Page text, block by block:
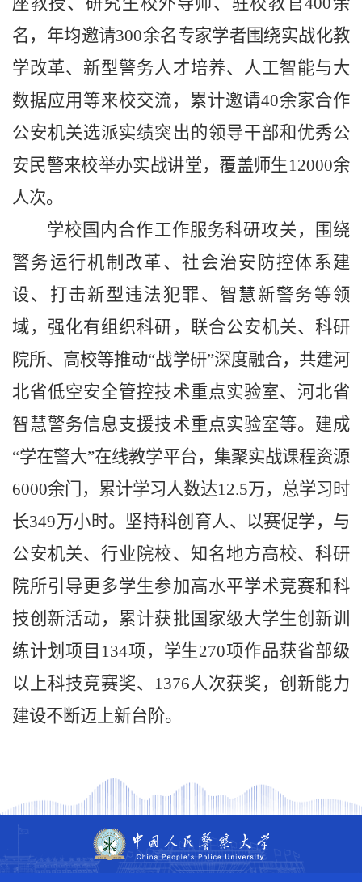
名，年均邀请300余名专家学者围绕实战化教
学改革、新型警务人才培养、人工智能与大
数据应用等来校交流，累计邀请40余家合作
公安机关选派实绩突出的领导干部和优秀公
安民警来校举办实战讲堂，覆盖师生12000余
人次。
学校国内合作工作服务科研攻关，围绕
警务运行机制改革、社会治安防控体系建
设、打击新型违法犯罪、智慧新警务等领
域，强化有组织科研，联合公安机关、科研
院所、高校等推动“战学研”深度融合，共建河
北省低空安全管控技术重点实验室、河北省
智慧警务信息支援技术重点实验室等。建成
“学在警大”在线教学平台，集聚实战课程资源
6000余门，累计学习人数达12.5万，总学习时
长349万小时。坚持科创育人、以赛促学，与
公安机关、行业院校、知名地方高校、科研
院所引导更多学生参加高水平学术竞赛和科
技创新活动，累计获批国家级大学生创新训
练计划项目134项，学生270项作品获省部级
以上科技竞赛奖、1376人次获奖，创新能力
建设不断迈上新台阶。